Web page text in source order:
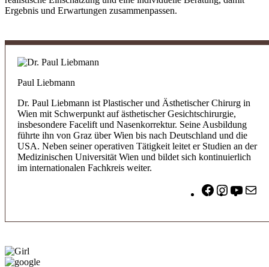
Ergebnis und Erwartungen zusammenpassen.
Paul Liebmann
Dr. Paul Liebmann ist Plastischer und Ästhetischer Chirurg in
Wien mit Schwerpunkt auf ästhetischer Gesichtschirurgie,
insbesondere Facelift und Nasenkorrektur. Seine Ausbildung
führte ihn von Graz über Wien bis nach Deutschland und die
USA. Neben seiner operativen Tätigkeit leitet er Studien an der
Medizinischen Universität Wien und bildet sich kontinuierlich
im internationalen Fachkreis weiter.
Facebook
Instagram